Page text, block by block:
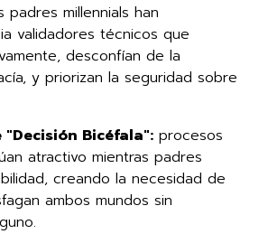
padres millennials han
validadores técnicos que
desconfían de la
y priorizan la seguridad sobre
Bicéfala": procesos
atractivo mientras padres
creando la necesidad de
ambos mundos sin